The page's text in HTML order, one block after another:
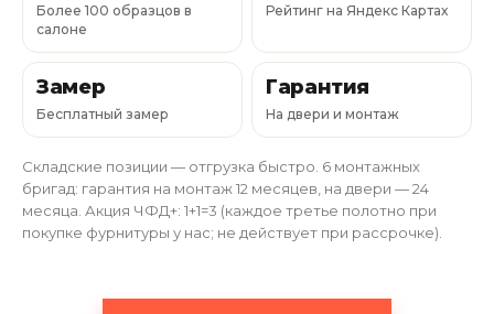
Более 100 образцов в
салоне
Рейтинг на Яндекс Картах
Замер
Бесплатный замер
Гарантия
На двери и монтаж
Складские позиции — отгрузка быстро. 6 монтажных
бригад: гарантия на монтаж 12 месяцев, на двери — 24
месяца. Акция ЧФД+: 1+1=3 (каждое третье полотно при
покупке фурнитуры у нас; не действует при рассрочке).